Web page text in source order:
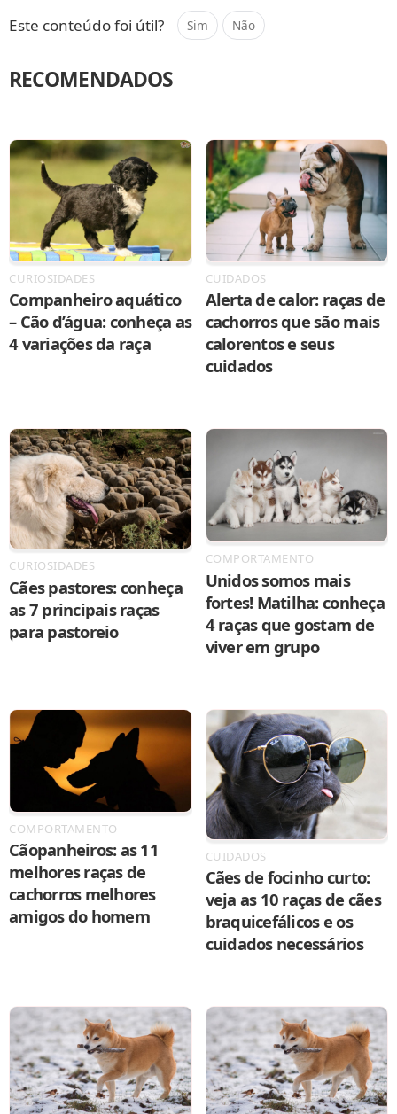
Este conteúdo foi útil? Sim Não
RECOMENDADOS
CURIOSIDADES
Companheiro aquático
– Cão d’água: conheça as
4 variações da raça
CUIDADOS
Alerta de calor: raças de
cachorros que são mais
calorentos e seus
cuidados
CURIOSIDADES
Cães pastores: conheça
as 7 principais raças
para pastoreio
COMPORTAMENTO
Unidos somos mais
fortes! Matilha: conheça
4 raças que gostam de
viver em grupo
COMPORTAMENTO
Cãopanheiros: as 11
melhores raças de
cachorros melhores
amigos do homem
CUIDADOS
Cães de focinho curto:
veja as 10 raças de cães
braquicefálicos e os
cuidados necessários